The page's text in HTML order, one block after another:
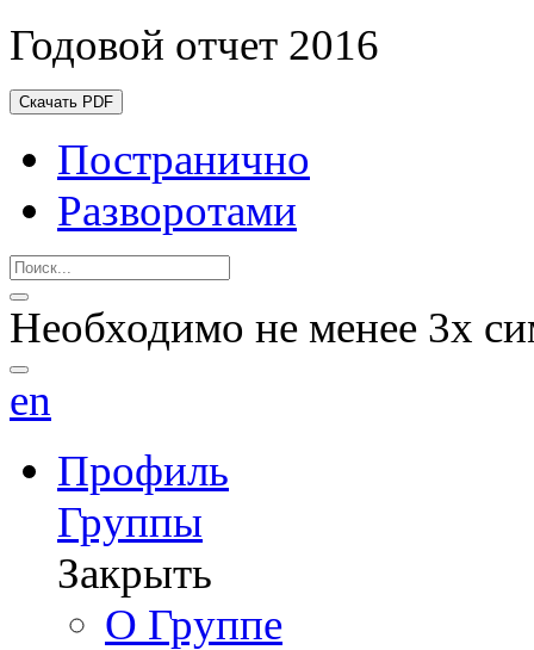
Годовой отчет 2016
Скачать PDF
Постранично
Разворотами
Необходимо не менее 3х
en
Профиль
Группы
Закрыть
О Группе